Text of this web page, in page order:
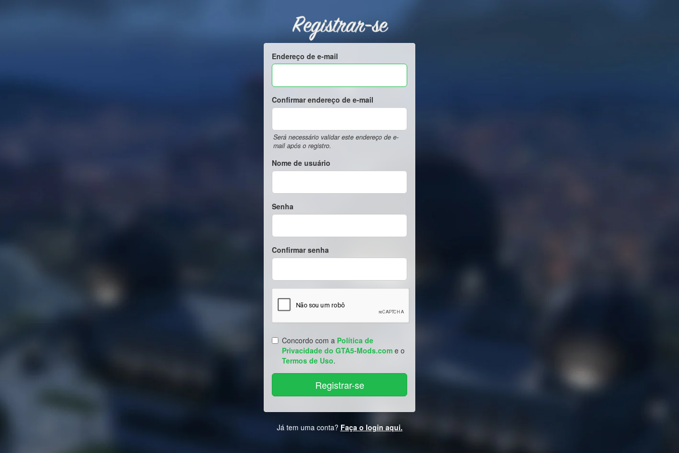
Registrar-se
Endereço de e-mail
Confirmar endereço de e-mail
Será necessário validar este endereço de e-
mail após o registro.
Nome de usuário
Senha
Confirmar senha
Concordo com a Política de
Privacidade do GTA5-Mods.com e o
Termos de Uso.
Já tem uma conta? Faça o login aqui.